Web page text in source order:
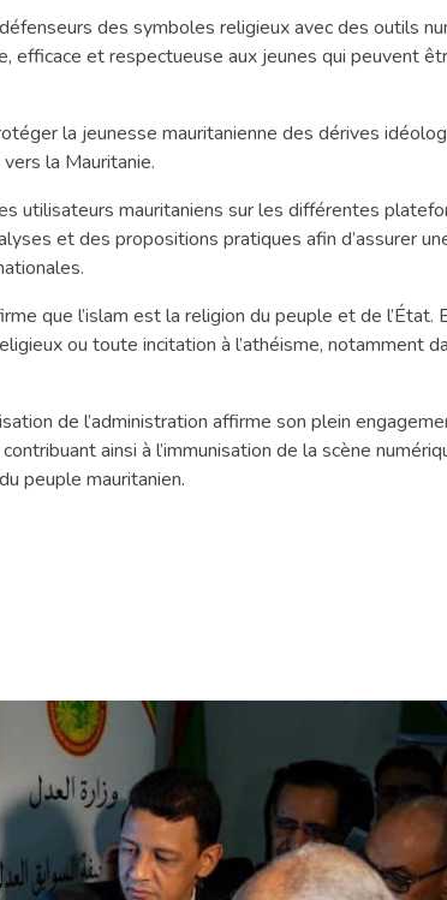
des symboles religieux avec des outils
efficace et respectueuse aux jeunes qui peuvent
la jeunesse mauritanienne des dérives
la Mauritanie.
utilisateurs mauritaniens sur les différentes
et des propositions pratiques afin d’assurer
que l’islam est la religion du peuple et de l’État.
ou toute incitation à l’athéisme, notamment
de l’administration affirme son plein
ainsi à l’immunisation de la scène
peuple mauritanien.